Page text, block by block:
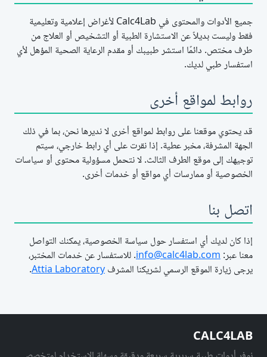
جميع الأدوات والمحتوى في Calc4Lab لأغراض إعلامية وتعليمية
فقط وليست بديلاً عن الاستشارة الطبية أو التشخيص أو العلاج من
طرف مختص. دائمًا استشر طبيبك أو مقدم الرعاية الصحية المؤهل لأي
استفسار طبي لديك.
روابط لمواقع أخرى
قد يحتوي موقعنا على روابط لمواقع أخرى لا نديرها نحن، بما في ذلك
الجهة المشرفة، مخبر عطية. إذا نقرت على أي رابط خارجي، سيتم
توجيهك إلى موقع الطرف الثالث. لا نتحمل مسؤولية محتوى أو سياسات
الخصوصية أو ممارسات أي مواقع أو خدمات أخرى.
اتصل بنا
إذا كان لديك أي استفسار حول سياسة الخصوصية، يمكنك التواصل
معنا عبر: info@calc4lab.com. للاستفسار عن خدمات المختبر،
يرجى زيارة الموقع الرسمي لشريكنا المشرف Attia Laboratory
.
CALC4LAB